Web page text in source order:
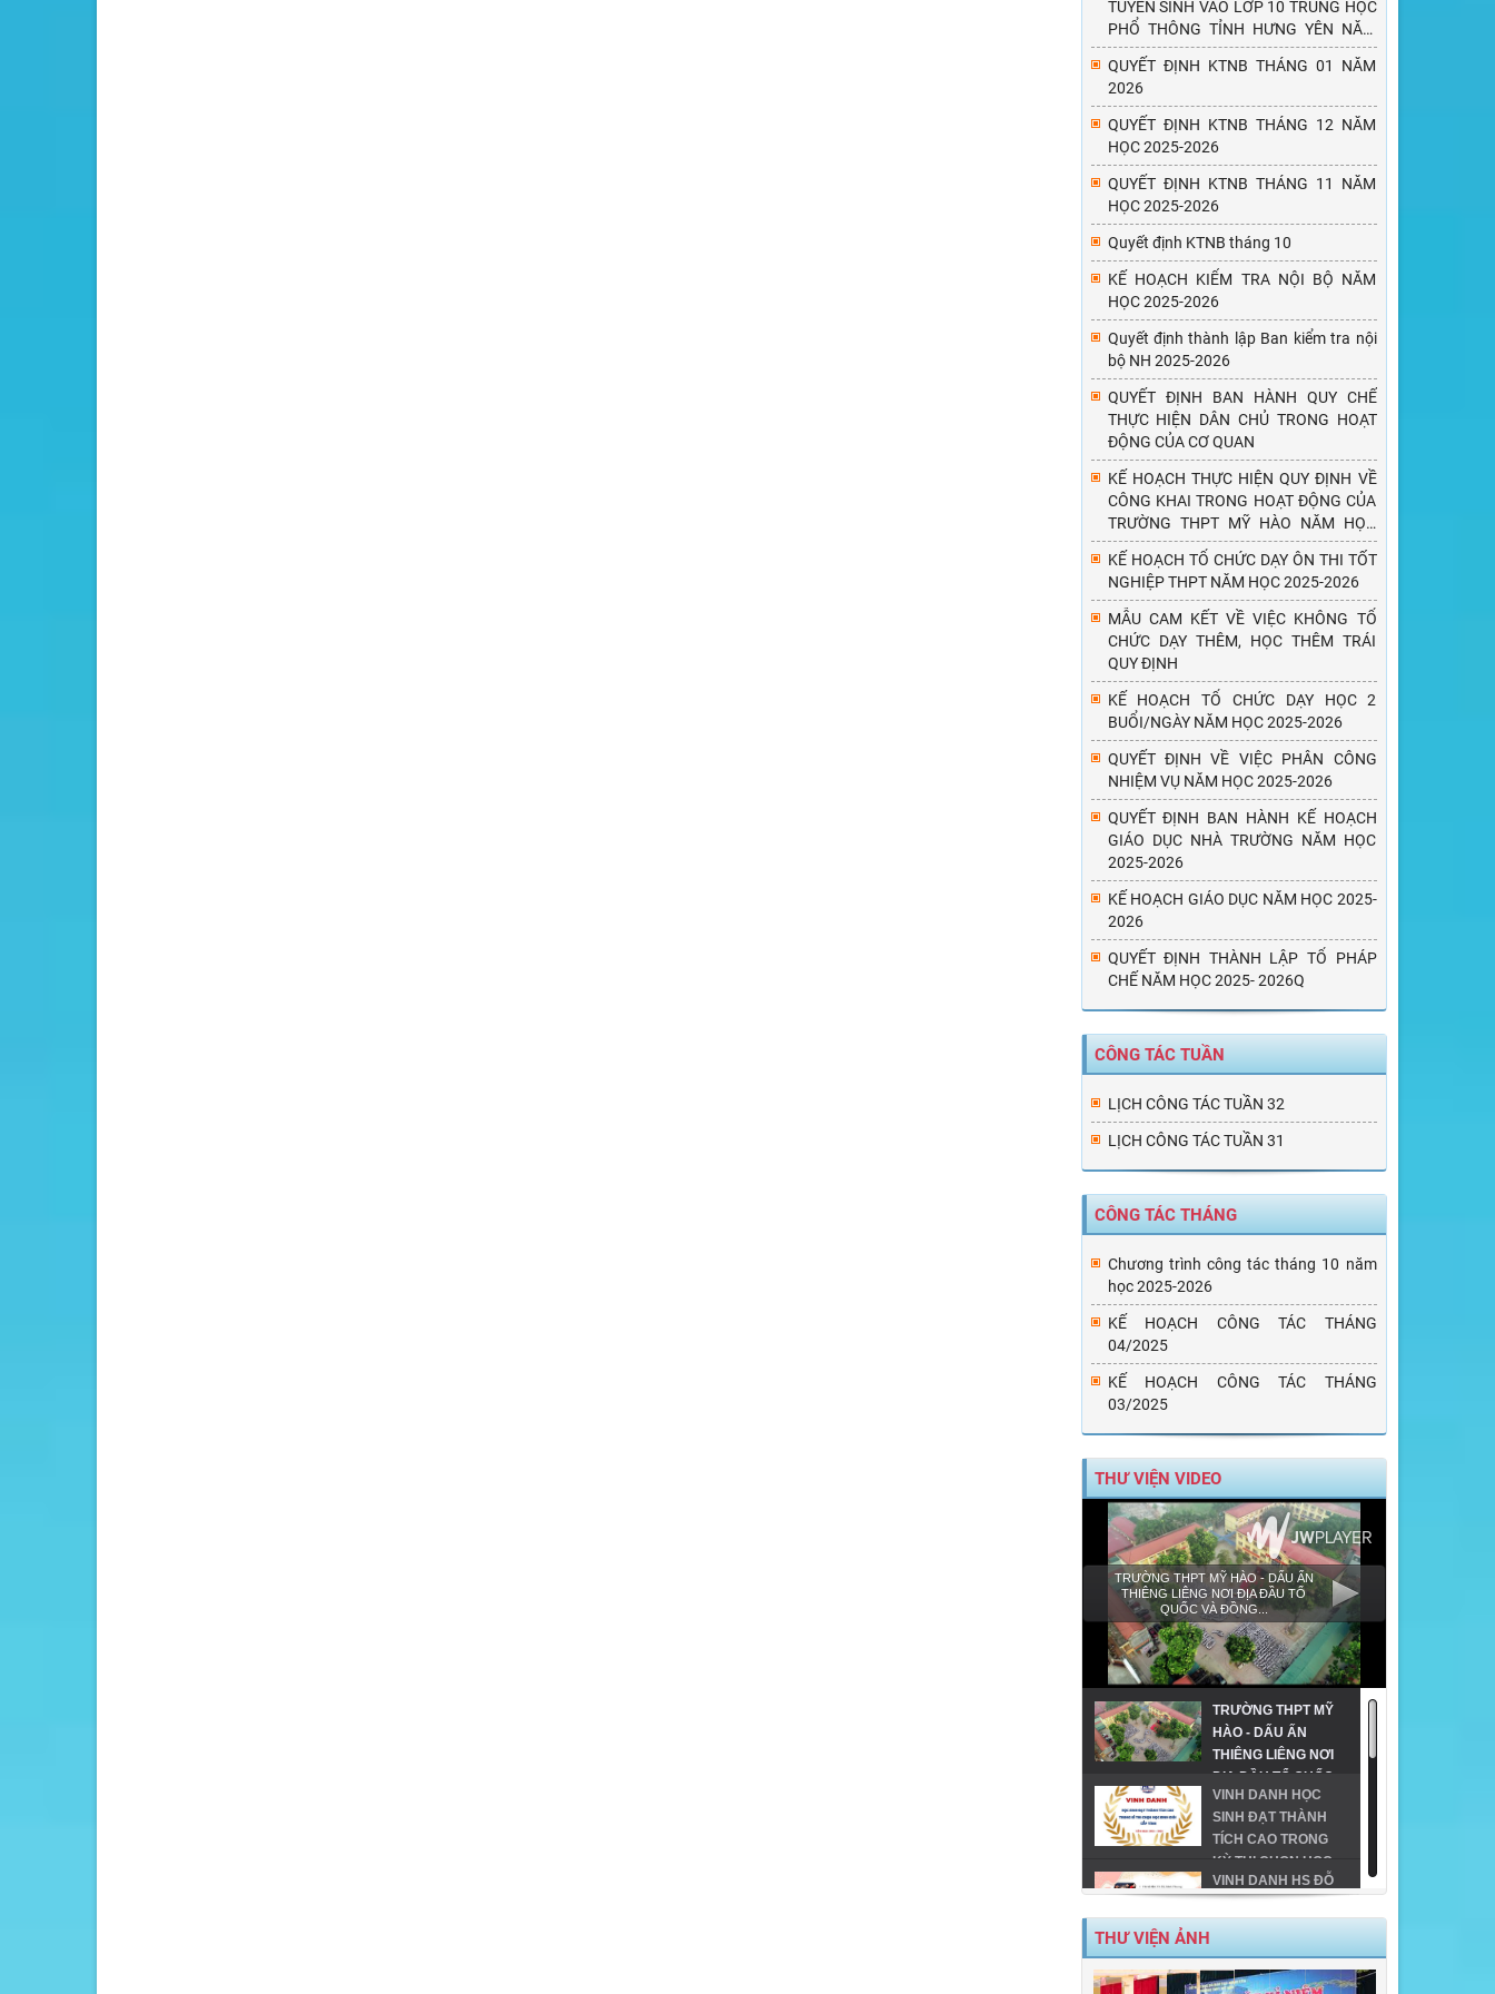
TUYỂN SINH VÀO LỚP 10 TRUNG HỌC
PHỔ THÔNG TỈNH HƯNG YÊN NĂM
HỌC 2026-2027
QUYẾT ĐỊNH KTNB THÁNG 01 NĂM
2026
QUYẾT ĐỊNH KTNB THÁNG 12 NĂM
HỌC 2025-2026
QUYẾT ĐỊNH KTNB THÁNG 11 NĂM
HỌC 2025-2026
Quyết định KTNB tháng 10
KẾ HOẠCH KIỂM TRA NỘI BỘ NĂM
HỌC 2025-2026
Quyết định thành lập Ban kiểm tra nội
bộ NH 2025-2026
QUYẾT ĐỊNH BAN HÀNH QUY CHẾ
THỰC HIỆN DÂN CHỦ TRONG HOẠT
ĐỘNG CỦA CƠ QUAN
KẾ HOẠCH THỰC HIỆN QUY ĐỊNH VỀ
CÔNG KHAI TRONG HOẠT ĐỘNG CỦA
TRƯỜNG THPT MỸ HÀO NĂM HỌC
2025 - 2026
KẾ HOẠCH TỔ CHỨC DẠY ÔN THI TỐT
NGHIỆP THPT NĂM HỌC 2025-2026
MẪU CAM KẾT VỀ VIỆC KHÔNG TỔ
CHỨC DẠY THÊM, HỌC THÊM TRÁI
QUY ĐỊNH
KẾ HOẠCH TỔ CHỨC DẠY HỌC 2
BUỔI/NGÀY NĂM HỌC 2025-2026
QUYẾT ĐỊNH VỀ VIỆC PHÂN CÔNG
NHIỆM VỤ NĂM HỌC 2025-2026
QUYẾT ĐỊNH BAN HÀNH KẾ HOẠCH
GIÁO DỤC NHÀ TRƯỜNG NĂM HỌC
2025-2026
KẾ HOẠCH GIÁO DỤC NĂM HỌC 2025-
2026
QUYẾT ĐỊNH THÀNH LẬP TỔ PHÁP
CHẾ NĂM HỌC 2025- 2026Q
CÔNG TÁC TUẦN
LỊCH CÔNG TÁC TUẦN 32
LỊCH CÔNG TÁC TUẦN 31
CÔNG TÁC THÁNG
Chương trình công tác tháng 10 năm
học 2025-2026
KẾ HOẠCH CÔNG TÁC THÁNG
04/2025
KẾ HOẠCH CÔNG TÁC THÁNG
03/2025
THƯ VIỆN VIDEO
TRƯỜNG THPT MỸ HÀO - DẤU ẤN
THIÊNG LIÊNG NƠI ĐỊA ĐẦU TỔ
QUỐC VÀ ĐỒNG...
TRƯỜNG THPT MỸ
HÀO - DẤU ẤN
THIÊNG LIÊNG NƠI
ĐỊA ĐẦU TỔ QUỐC
VÀ ĐỒNG HÀNH
CÙNG GIÁO DỤC
VÙNG CAO!
VINH DANH HỌC
SINH ĐẠT THÀNH
TÍCH CAO TRONG
KỲ THI CHỌN HỌC
SINH GIỎI CẤP TỈNH
VINH DANH HS ĐỖ
ĐH TRÊN 24 ĐIỂM
MỸ HÀO VINH DANH
HỌC SINH GIỎI CẤP
THƯ VIỆN ẢNH